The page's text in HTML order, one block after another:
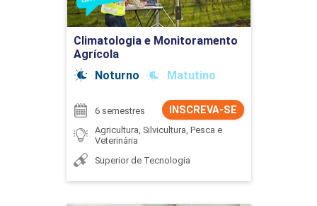
Climatologia e Monitoramento
Agrícola
Noturno
Matutino
INSCREVA-SE
6 semestres
Agricultura, Silvicultura, Pesca e
Veterinária
Superior de Tecnologia
Ir para Inscrição